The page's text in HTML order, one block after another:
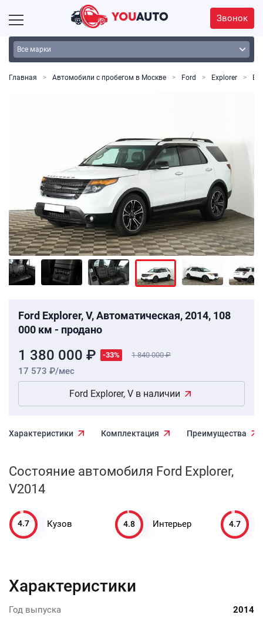
Звонок
Главная Автомобили с пробегом в Москве Ford Explorer
Ford Explorer, V, Автоматическая, 2014, 108
000 км - продано
1 380 000 ₽ -33% 1 840 000
17 573 ₽/мес
Ford Explorer, V в наличии
Характеристики Комплектация Преимущества
Состояние автомобиля Ford Explorer,
V2014
4.7 Кузов 4.8 Интерьер 4.7
Характеристики
Год выпуска 2014